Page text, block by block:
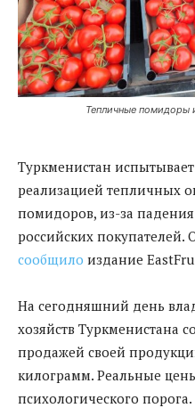
Тепличные помидоры
Туркменистан
реализацией тепличных
помидоров, из-за
российских покупателей.
сообщило издание
На сегодняшний день
хозяйств Туркменистана
продажей своей
килограмм. Реальные
психологического